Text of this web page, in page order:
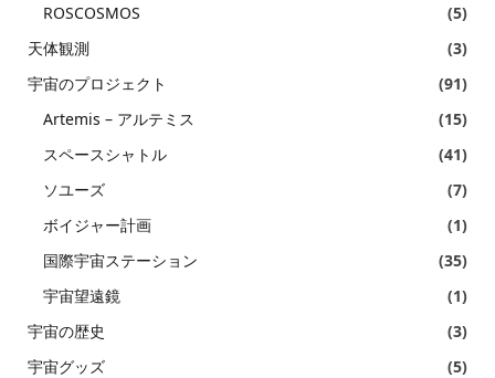
ROSCOSMOS
(5)
天体観測
(3)
宇宙のプロジェクト
(91)
Artemis – アルテミス
(15)
スペースシャトル
(41)
ソユーズ
(7)
ボイジャー計画
(1)
国際宇宙ステーション
(35)
宇宙望遠鏡
(1)
宇宙の歴史
(3)
宇宙グッズ
(5)